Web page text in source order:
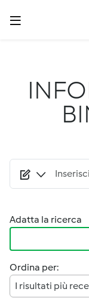
Salta al contenuto
Adatta la ricerca
Ordina per:
I risultati più